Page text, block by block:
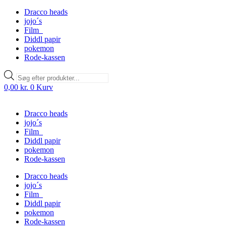
Dracco heads
jojo´s
Film
Diddl papir
pokemon
Rode-kassen
Products
search
0,00 kr. 0 Kurv
Dracco heads
jojo´s
Film
Diddl papir
pokemon
Rode-kassen
Dracco heads
jojo´s
Film
Diddl papir
pokemon
Rode-kassen